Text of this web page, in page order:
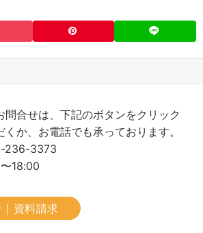
問合せは、下記のボタンをクリック
くか、お電話でも承っております。
236-3373
18:00
資料請求